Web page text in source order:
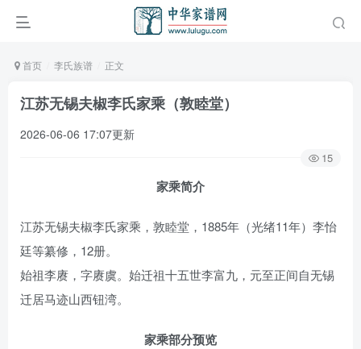
首页 李氏族谱 正文
江苏无锡夫椒李氏家乘（敦睦堂）
2026-06-06 17:07更新
15
家乘简介
江苏无锡夫椒李氏家乘，敦睦堂，1885年（光绪11年）李怡
廷等纂修，12册。
始祖李赓，字赓虞。始迁祖十五世李富九，元至正间自无锡
迁居马迹山西钮湾。
家乘部分预览